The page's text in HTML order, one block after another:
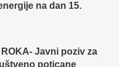
na dan 15.
Javni poziv za
poticane